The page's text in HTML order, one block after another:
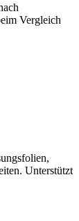
Vergleich
Unterstützt